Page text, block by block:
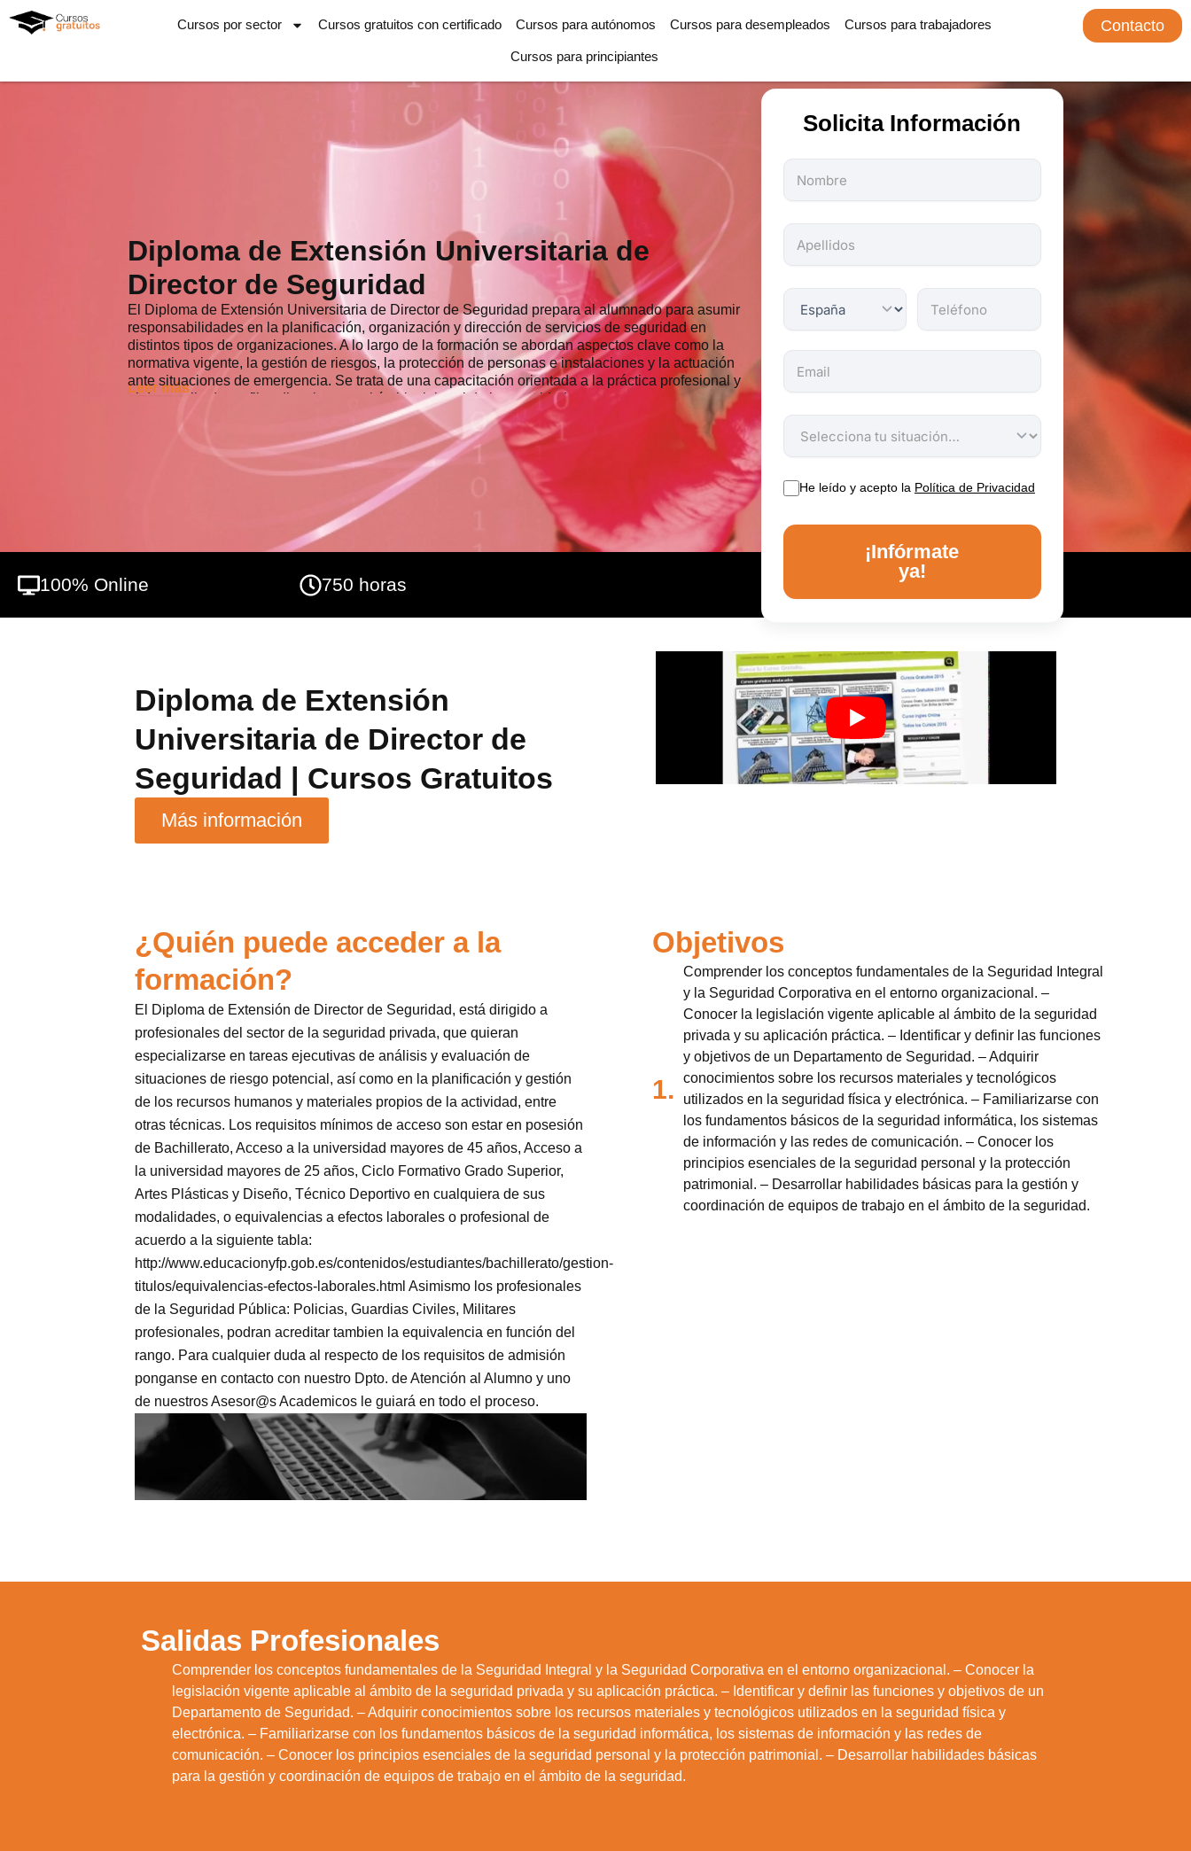
Cursos por sector Cursos gratuitos con certificado Cursos para autónomos Cursos para desempleados Cursos para trabajadores
Cursos para principiantes
Contacto
Diploma de Extensión Universitaria de
Director de Seguridad
El Diploma de Extensión Universitaria de Director de Seguridad prepara al alumnado para asumir
responsabilidades en la planificación, organización y dirección de servicios de seguridad en
distintos tipos de organizaciones. A lo largo de la formación se abordan aspectos clave como la
normativa vigente, la gestión de riesgos, la protección de personas e instalaciones y la actuación
ante situaciones de emergencia. Se trata de una capacitación orientada a la práctica profesional y
al desarrollo de perfiles directivos en el ámbito laboral de la seguridad.
Leer más
Solicita Información
Todos
los
son
obligatorios.
He leído y acepto la Política de Privacidad
¡Infórmate
ya!
100% Online 750 horas
Diploma de Extensión
Universitaria de Director de
Seguridad | Cursos Gratuitos
Más información
¿Quién puede acceder a la
formación?
El Diploma de Extensión de Director de Seguridad, está dirigido a
profesionales del sector de la seguridad privada, que quieran
especializarse en tareas ejecutivas de análisis y evaluación de
situaciones de riesgo potencial, así como en la planificación y gestión
de los recursos humanos y materiales propios de la actividad, entre
otras técnicas. Los requisitos mínimos de acceso son estar en posesión
de Bachillerato, Acceso a la universidad mayores de 45 años, Acceso a
la universidad mayores de 25 años, Ciclo Formativo Grado Superior,
Artes Plásticas y Diseño, Técnico Deportivo en cualquiera de sus
modalidades, o equivalencias a efectos laborales o profesional de
acuerdo a la siguiente tabla:
http://www.educacionyfp.gob.es/contenidos/estudiantes/bachillerato/gestion-
titulos/equivalencias-efectos-laborales.html Asimismo los profesionales
de la Seguridad Pública: Policias, Guardias Civiles, Militares
profesionales, podran acreditar tambien la equivalencia en función del
rango. Para cualquier duda al respecto de los requisitos de admisión
ponganse en contacto con nuestro Dpto. de Atención al Alumno y uno
de nuestros Asesor@s Academicos le guiará en todo el proceso.
Objetivos
1.
Comprender los conceptos fundamentales de la Seguridad Integral
y la Seguridad Corporativa en el entorno organizacional. –
Conocer la legislación vigente aplicable al ámbito de la seguridad
privada y su aplicación práctica. – Identificar y definir las funciones
y objetivos de un Departamento de Seguridad. – Adquirir
conocimientos sobre los recursos materiales y tecnológicos
utilizados en la seguridad física y electrónica. – Familiarizarse con
los fundamentos básicos de la seguridad informática, los sistemas
de información y las redes de comunicación. – Conocer los
principios esenciales de la seguridad personal y la protección
patrimonial. – Desarrollar habilidades básicas para la gestión y
coordinación de equipos de trabajo en el ámbito de la seguridad.
Salidas Profesionales
Comprender los conceptos fundamentales de la Seguridad Integral y la Seguridad Corporativa en el entorno organizacional. – Conocer la
legislación vigente aplicable al ámbito de la seguridad privada y su aplicación práctica. – Identificar y definir las funciones y objetivos de un
Departamento de Seguridad. – Adquirir conocimientos sobre los recursos materiales y tecnológicos utilizados en la seguridad física y
electrónica. – Familiarizarse con los fundamentos básicos de la seguridad informática, los sistemas de información y las redes de
comunicación. – Conocer los principios esenciales de la seguridad personal y la protección patrimonial. – Desarrollar habilidades básicas
para la gestión y coordinación de equipos de trabajo en el ámbito de la seguridad.